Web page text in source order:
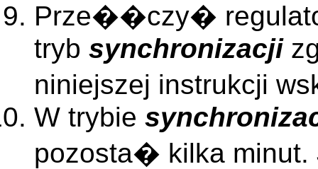
Prze��czy�
tryb synchronizacji
niniejszej instrukcji
W trybie
pozosta� kilka